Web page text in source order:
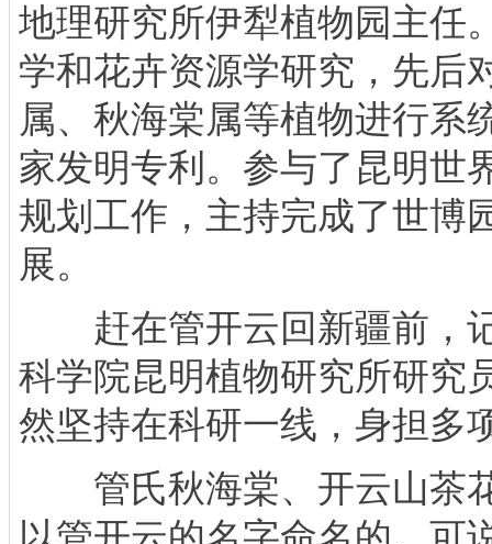
地理研究所伊犁植物园主任
学和花卉资源学研究，先后
属、秋海棠属等植物进行系
家发明专利。参与了昆明世
规划工作，主持完成了世博
展。
赶在管开云回新疆前，
科学院昆明植物研究所研究
然坚持在科研一线，身担多
管氏秋海棠、开云山茶